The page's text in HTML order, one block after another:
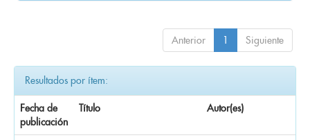
Anterior 1 Siguiente
Resultados por ítem:
Fecha de
publicación
Título Autor(es)